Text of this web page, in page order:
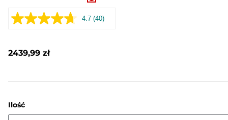
4.7 Czytaj
(40)
2439,99 zł
Ilość